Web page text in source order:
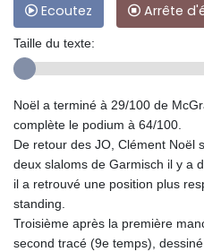
Ecoutez Arrête
Taille du texte:
Noël a terminé à 29/100 de
complète le podium à 64/100.
De retour des JO, Clément Noël
deux slaloms de Garmisch il y a
il a retrouvé une position plus
standing.
Troisième après la première
second tracé (9e temps),